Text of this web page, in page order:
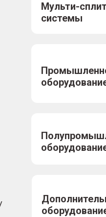
Мульти-сплит
системы